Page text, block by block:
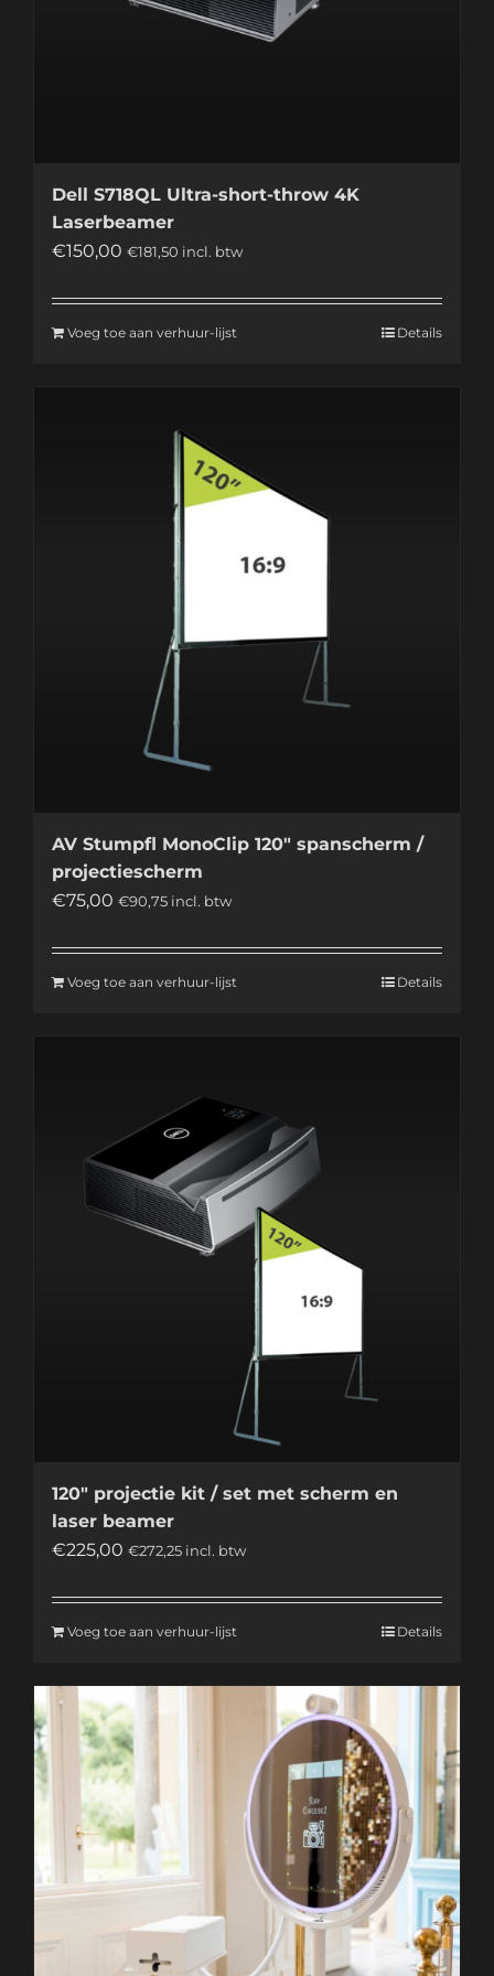
Dell S718QL Ultra-short-throw 4K
Laserbeamer
€150,00 €181,50 incl. btw
Voeg toe aan verhuur-lijst Details
AV Stumpfl MonoClip 120″ spanscherm /
projectiescherm
€75,00 €90,75 incl. btw
Voeg toe aan verhuur-lijst Details
120″ projectie kit / set met scherm en
laser beamer
€225,00 €272,25 incl. btw
Voeg toe aan verhuur-lijst Details